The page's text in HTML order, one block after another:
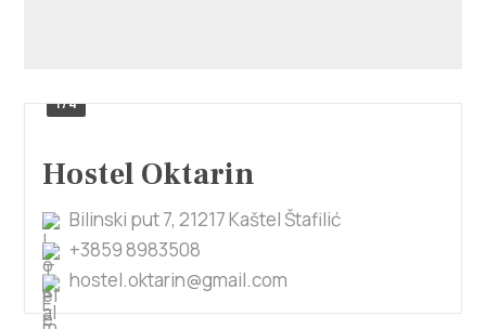
1/4
Hostel Oktarin
Bilinski put 7, 21217 Kaštel Štafilić
+3859 8983508
hostel.oktarin@gmail.com